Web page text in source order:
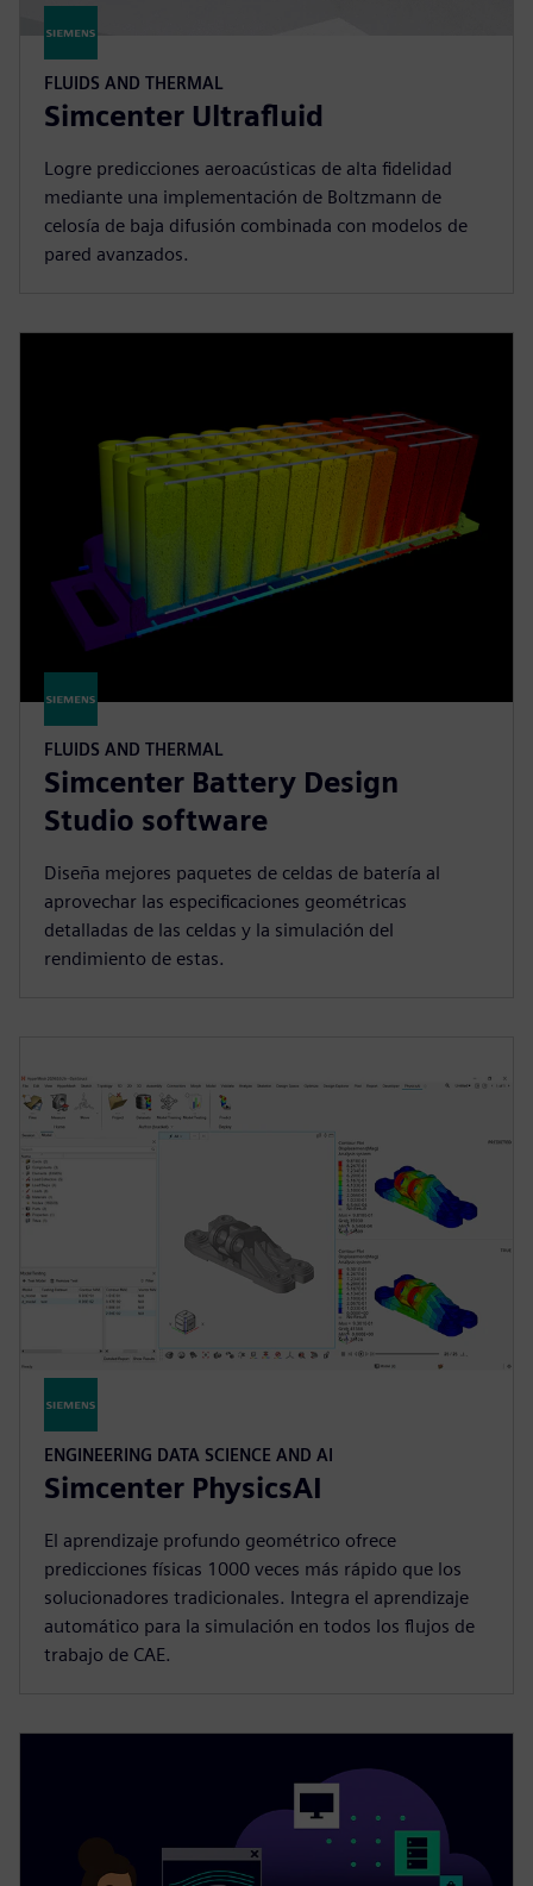
FLUIDS AND THERMAL
Simcenter Ultrafluid
Logre predicciones aeroacústicas de alta fidelidad
mediante una implementación de Boltzmann de
celosía de baja difusión combinada con modelos de
pared avanzados.
FLUIDS AND THERMAL
Simcenter Battery Design
Studio software
Diseña mejores paquetes de celdas de batería al
aprovechar las especificaciones geométricas
detalladas de las celdas y la simulación del
rendimiento de estas.
ENGINEERING DATA SCIENCE AND AI
Simcenter PhysicsAI
El aprendizaje profundo geométrico ofrece
predicciones físicas 1000 veces más rápido que los
solucionadores tradicionales. Integra el aprendizaje
automático para la simulación en todos los flujos de
trabajo de CAE.